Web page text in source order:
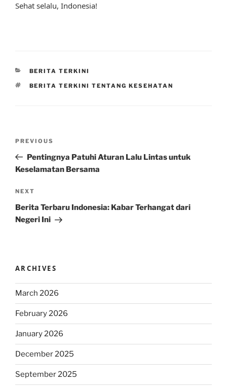
Sehat selalu, Indonesia!
CATEGORIES
BERITA TERKINI
TAGS
BERITA TERKINI TENTANG KESEHATAN
Previous
Post
PREVIOUS
Pentingnya Patuhi Aturan Lalu Lintas untuk
Keselamatan Bersama
Next
Post
NEXT
Berita Terbaru Indonesia: Kabar Terhangat dari
Negeri Ini
ARCHIVES
March 2026
February 2026
January 2026
December 2025
September 2025